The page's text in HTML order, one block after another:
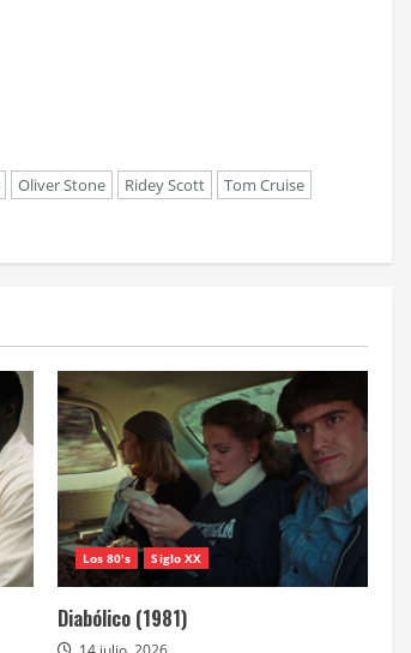
Oliver Stone Ridey Scott
Tom Cruise
Los 80's Siglo XX
Diabólico (1981)